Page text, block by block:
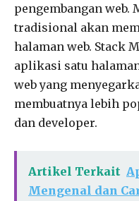
pengembangan web.
tradisional akan
halaman web. Stack
aplikasi satu
web yang
membuatnya lebih
dan developer.
Artikel Terkait
Mengenal dan